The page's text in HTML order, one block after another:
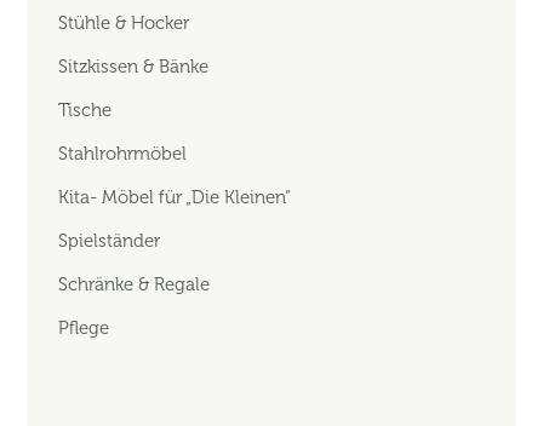
Stühle & Hocker
Sitzkissen & Bänke
Tische
Stahlrohrmöbel
Kita- Möbel für „Die Kleinen“
Spielständer
Schränke & Regale
Pflege